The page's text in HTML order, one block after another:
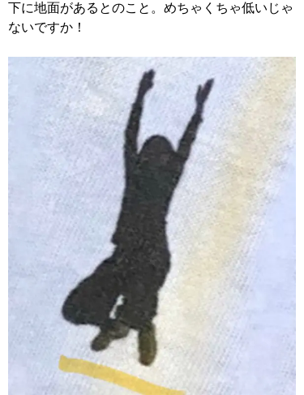
下に地面があるとのこと。めちゃくちゃ低いじゃ
ないですか！